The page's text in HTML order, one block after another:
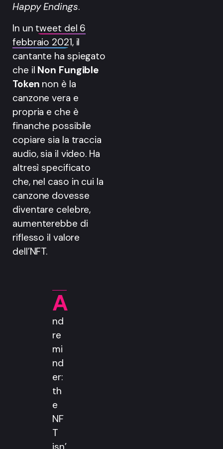
Happy Endings.
In un tweet del 6
febbraio 2021, il
cantante ha spiegato
che il Non Fungible
Token non è la
canzone vera e
propria e che è
finanche possibile
copiare sia la traccia
audio, sia il video. Ha
altresì specificato
che, nel caso in cui la
canzone dovesse
diventare celebre,
aumenterebbe di
riflesso il valore
dell’NFT.
A
nd
re
mi
nd
er:
th
e
NF
T